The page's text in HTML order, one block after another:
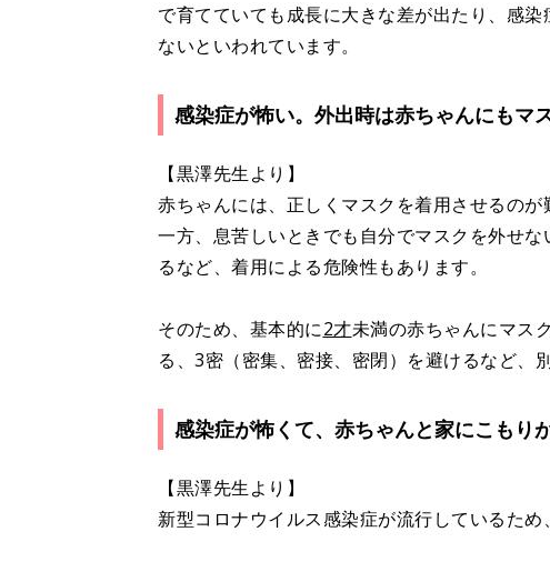
で育てていても成長に大きな差が出たり、感
ないといわれています。
感染症が怖い。外出時は赤ちゃんにもマ
【黒澤先生より】
赤ちゃんには、正しくマスクを着用させるのが
一方、息苦しいときでも自分でマスクを外せ
るなど、着用による危険性もあります。
そのため、基本的に2才未満の赤ちゃんにマス
る、3密（密集、密接、密閉）を避けるなど、
感染症が怖くて、赤ちゃんと家にこもり
【黒澤先生より】
新型コロナウイルス感染症が流行しているた